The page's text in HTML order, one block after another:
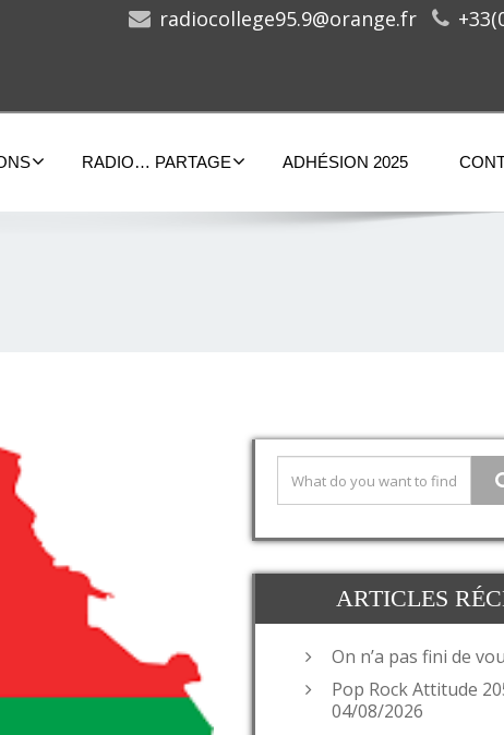
radiocollege95.9@orange.fr
RADIO… PARTAGE ADHÉSION 2025
ARTICLES
On n’a pas fini de
Pop Rock Attitude
04/08/2026